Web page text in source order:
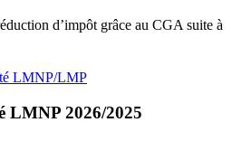
d’impôt grâce au CGA suite à
LMNP/LMP
LMNP 2026/2025